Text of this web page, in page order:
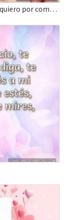
Frases bonitas de amor para tu pareja – Te quiero por como eres